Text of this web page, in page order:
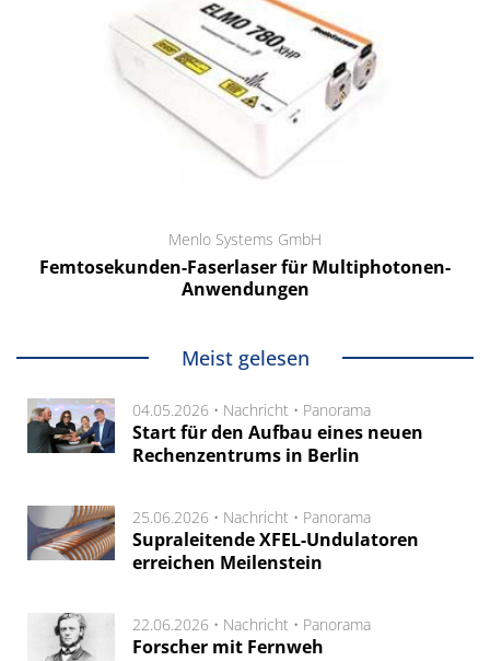
Menlo Systems GmbH
Femtosekunden-Faserlaser für Multiphotonen-
Anwendungen
Meist gelesen
04.05.2026 • Nachricht • Panorama
Start für den Aufbau eines neuen
Rechenzentrums in Berlin
25.06.2026 • Nachricht • Panorama
Supraleitende XFEL-Undulatoren
erreichen Meilenstein
22.06.2026 • Nachricht • Panorama
Forscher mit Fernweh